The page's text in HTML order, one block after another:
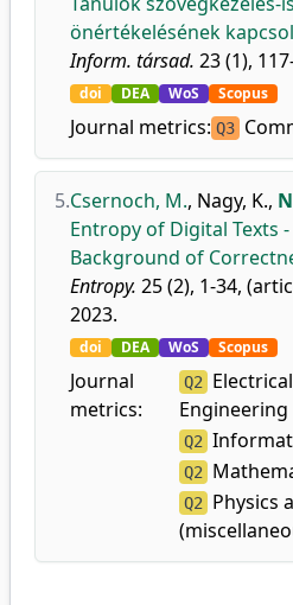
önértékelésének
Inform. társad. 23 (1),
doi DEA WoS Scopus
Journal metrics: Q3
5.Csernoch, M., Nagy, K.,
Entropy of Digital Texts
Background of
Entropy. 25 (2), 1-34,
2023.
doi DEA WoS Scopus
Journal
metrics:
Q2
Engineering
Q2
Q2
Q2 Physics